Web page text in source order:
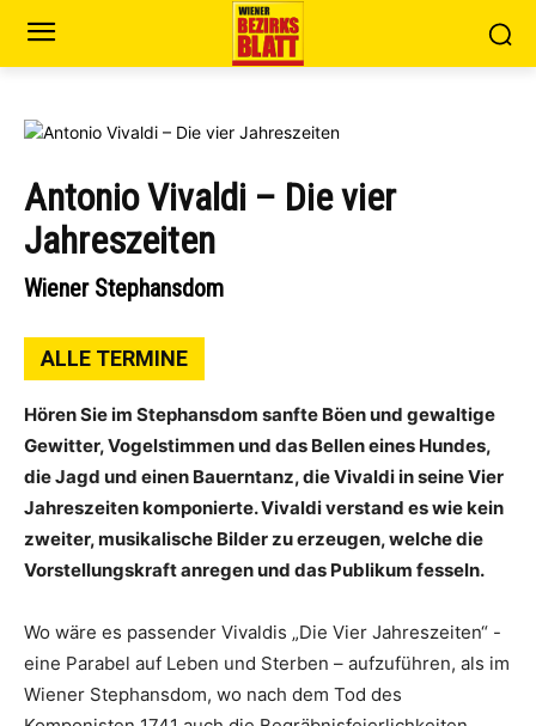
Antonio Vivaldi – Die vier
Jahreszeiten
Wiener Stephansdom
ALLE TERMINE
Hören Sie im Stephansdom sanfte Böen und gewaltige
Gewitter, Vogelstimmen und das Bellen eines Hundes,
die Jagd und einen Bauerntanz, die Vivaldi in seine Vier
Jahreszeiten komponierte. Vivaldi verstand es wie kein
zweiter, musikalische Bilder zu erzeugen, welche die
Vorstellungskraft anregen und das Publikum fesseln.
Wo wäre es passender Vivaldis „Die Vier Jahreszeiten“ -
eine Parabel auf Leben und Sterben – aufzuführen, als im
Wiener Stephansdom, wo nach dem Tod des